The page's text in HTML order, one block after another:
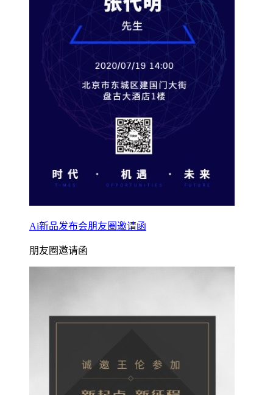
Ai新品发布会朋友圈邀请函
朋友圈邀请函